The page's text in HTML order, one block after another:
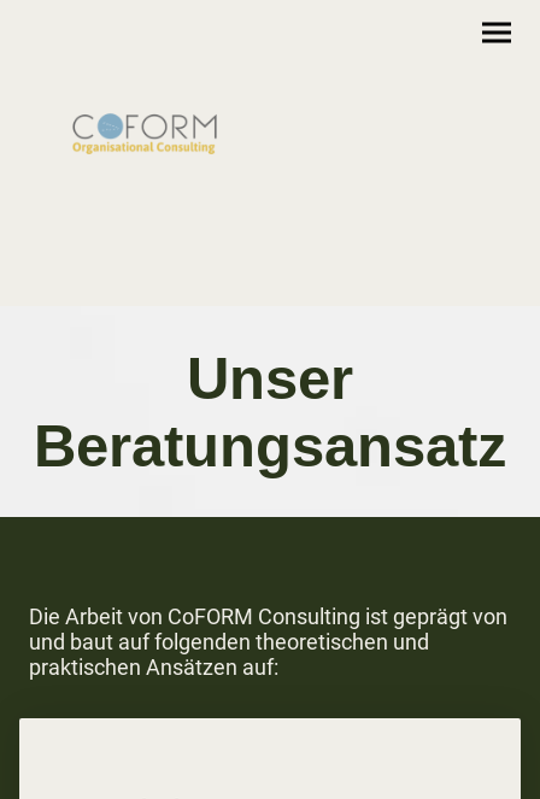
Unser
Beratungsansatz
Die Arbeit von CoFORM Consulting ist geprägt von
und baut auf folgenden theoretischen und
praktischen Ansätzen auf: